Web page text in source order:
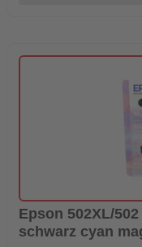
Epson 502XL/
schwarz cyan